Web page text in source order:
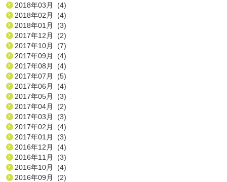
2018年03月 (4)
2018年02月 (4)
2018年01月 (3)
2017年12月 (2)
2017年10月 (7)
2017年09月 (4)
2017年08月 (4)
2017年07月 (5)
2017年06月 (4)
2017年05月 (3)
2017年04月 (2)
2017年03月 (3)
2017年02月 (4)
2017年01月 (3)
2016年12月 (4)
2016年11月 (3)
2016年10月 (4)
2016年09月 (2)